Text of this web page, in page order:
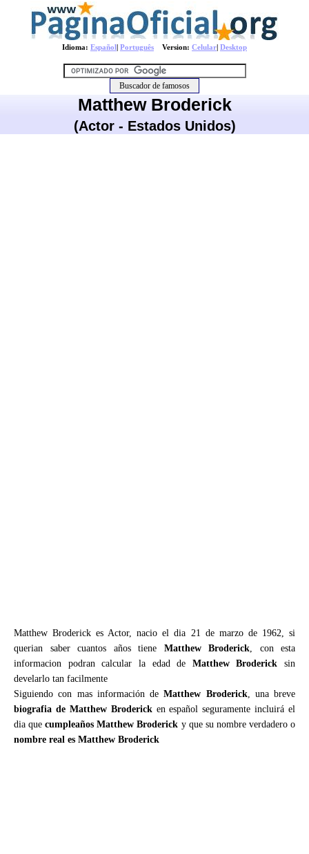
Idioma: Español| Português Version: Celular| Desktop
Matthew Broderick
(Actor - Estados Unidos)
Matthew Broderick es Actor, nacio el dia 21 de marzo de 1962, si
querian saber cuantos años tiene Matthew Broderick, con esta
informacion podran calcular la edad de Matthew Broderick sin
develarlo tan facilmente
Siguiendo con mas información deMatthew Broderick, una breve
biografia de Matthew Brodericken español seguramente incluirá el
dia quecumpleaños Matthew Broderick y que su nombre verdadero o
nombre real es Matthew Broderick